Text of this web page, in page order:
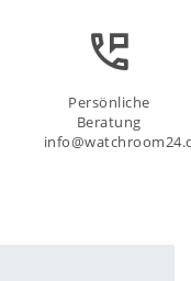
Persönliche
Beratung